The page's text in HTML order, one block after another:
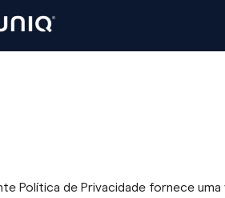
Política de Privacidade fornece